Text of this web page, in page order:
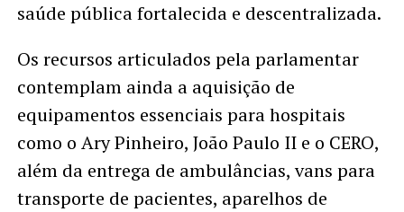
saúde pública fortalecida e descentralizada.
Os recursos articulados pela parlamentar
contemplam ainda a aquisição de
equipamentos essenciais para hospitais
como o Ary Pinheiro, João Paulo II e o CERO,
além da entrega de ambulâncias, vans para
transporte de pacientes, aparelhos de